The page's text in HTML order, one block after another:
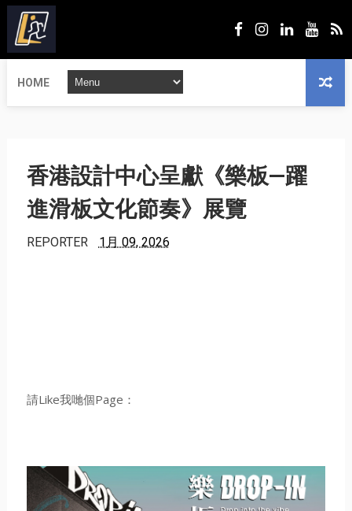
HOME
香港設計中心呈獻《樂板—躍
進滑板文化節奏》展覽
REPORTER 1月 09, 2026
請Like我哋個Page：